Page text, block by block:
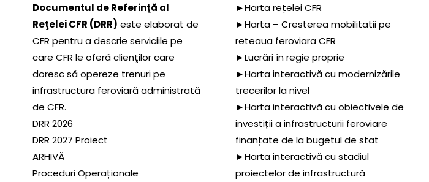
Documentul de Referinţă al
Reţelei CFR (DRR) este elaborat de
CFR pentru a descrie serviciile pe
care CFR le oferă clienţilor care
doresc să opereze trenuri pe
infrastructura feroviară administrată
de CFR.
DRR 2026
DRR 2027 Proiect
ARHIVĂ
Proceduri Operaționale
►Harta rețelei CFR
►Harta – Cresterea mobilitatii pe
reteaua feroviara CFR
►Lucrări în regie proprie
►Harta interactivă cu modernizările
trecerilor la nivel
►Harta interactivă cu obiectivele de
investiții a infrastructurii feroviare
finanțate de la bugetul de stat
►Harta interactivă cu stadiul
proiectelor de infrastructură